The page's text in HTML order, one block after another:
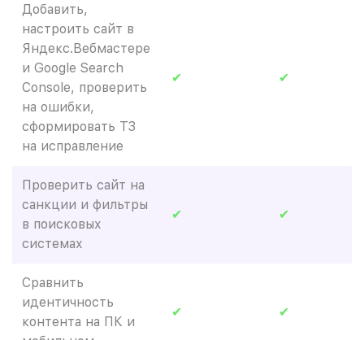
Добавить,
настроить сайт в
Яндекс.Вебмастере
и Google Search
Console, проверить
на ошибки,
сформировать ТЗ
на исправление
✔ ✔
Проверить сайт на
санкции и фильтры
в поисковых
системах
✔ ✔
Сравнить
идентичность
контента на ПК и
✔ ✔